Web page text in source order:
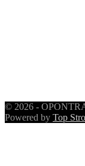
© 2026 -
Powered by Top